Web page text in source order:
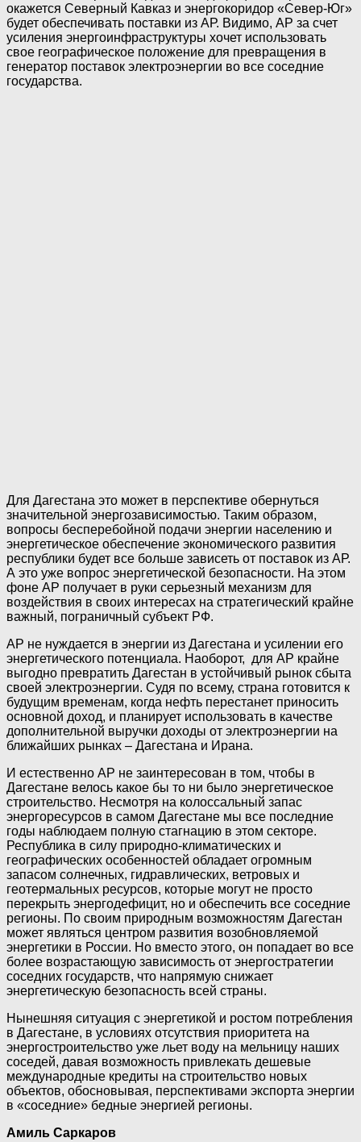
окажется Северный Кавказ и энергокоридор «Север-Юг»
будет обеспечивать поставки из АР. Видимо, АР за счет
усиления энергоинфраструктуры хочет использовать
свое географическое положение для превращения в
генератор поставок электроэнергии во все соседние
государства.
Для Дагестана это может в перспективе обернуться
значительной энергозависимостью. Таким образом,
вопросы бесперебойной подачи энергии населению и
энергетическое обеспечение экономического развития
республики будет все больше зависеть от поставок из АР.
А это уже вопрос энергетической безопасности. На этом
фоне АР получает в руки серьезный механизм для
воздействия в своих интересах на стратегический крайне
важный, пограничный субъект РФ.
АР не нуждается в энергии из Дагестана и усилении его
энергетического потенциала. Наоборот, для АР крайне
выгодно превратить Дагестан в устойчивый рынок сбыта
своей электроэнергии. Судя по всему, страна готовится к
будущим временам, когда нефть перестанет приносить
основной доход, и планирует использовать в качестве
дополнительной выручки доходы от электроэнергии на
ближайших рынках – Дагестана и Ирана.
И естественно АР не заинтересован в том, чтобы в
Дагестане велось какое бы то ни было энергетическое
строительство. Несмотря на колоссальный запас
энергоресурсов в самом Дагестане мы все последние
годы наблюдаем полную стагнацию в этом секторе.
Республика в силу природно-климатических и
географических особенностей обладает огромным
запасом солнечных, гидравлических, ветровых и
геотермальных ресурсов, которые могут не просто
перекрыть энергодефицит, но и обеспечить все соседние
регионы. По своим природным возможностям Дагестан
может являться центром развития возобновляемой
энергетики в России. Но вместо этого, он попадает во все
более возрастающую зависимость от энергостратегии
соседних государств, что напрямую снижает
энергетическую безопасность всей страны.
Нынешняя ситуация с энергетикой и ростом потребления
в Дагестане, в условиях отсутствия приоритета на
энергостроительство уже льет воду на мельницу наших
соседей, давая возможность привлекать дешевые
международные кредиты на строительство новых
объектов, обосновывая, перспективами экспорта энергии
в «соседние» бедные энергией регионы.
Амиль Саркаров